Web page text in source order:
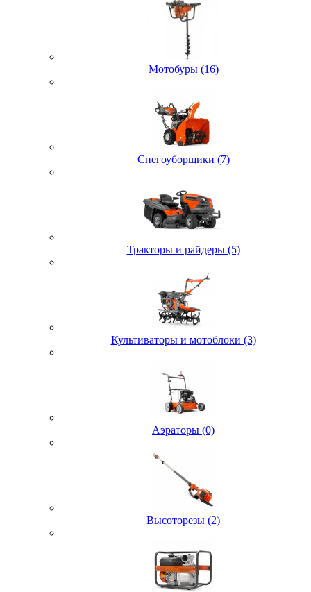
Мотобуры (16)
Снегоуборщики (7)
Тракторы и райдеры (5)
Культиваторы и мотоблоки (3)
Аэраторы (0)
Высоторезы (2)